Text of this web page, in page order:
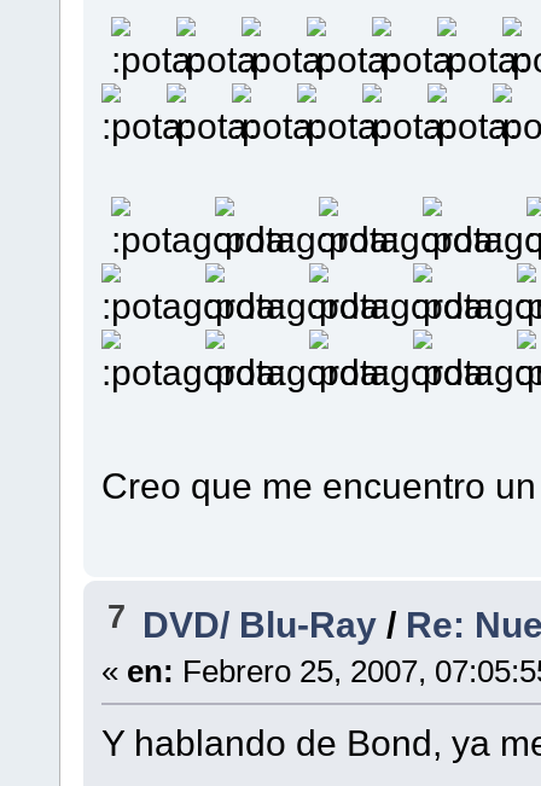
Creo que me encuentro
7 DVD/ Blu-Ray / Re:
« en: Febrero 25, 2007,
Y hablando de Bond, ya